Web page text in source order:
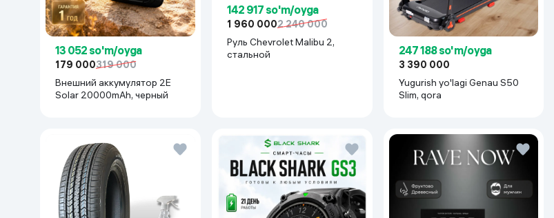
13 052 so'm/oyga
179 000319 000
Внешний аккумулятор 2E
Solar 20000mAh, черный
142 917 so'm/oyga
1 960 0002 240 000
Руль Chevrolet Malibu 2,
cтальной
247 188 so'm/oyga
3 390 000
Yugurish yo'lagi Genau S50
Slim, qora